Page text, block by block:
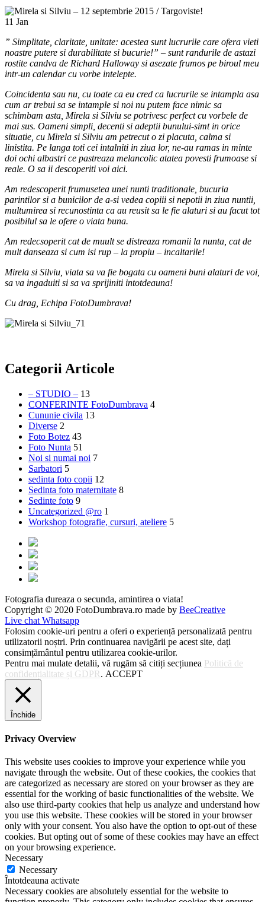
11 Jan
” Simplitate, claritate, unitate: acestea sunt lucrurile care ofera vieti
noastre putere si durabilitate si bucurie!” – sunt randurile de astazi
rostite candva de Richard Halloway si asezate frumos pe biroul meu
intr-un calendar cu vorbe intelepte.
Coincidenta sau nu, cu toate ca eu cred ca lucrurile se intampla asa
cum ar trebui sa se intample si noi nu putem face nimic sa
schimbam asta, Mirela si Silviu se potrivesc perfect cu vorbele de
mai sus. Oameni simpli, decenti si adeptii bunului-simt in orice
situatie, cu Mirela si Silviu am petrecut o zi placuta, calma si
linistita. Pe langa toti cei intalniti in ziua lor, ne-au ramas in minte
doi ochi albastri ce pastreaza melancolic atatea povesti frumoase si
reale. O sa ii descoperiti voi aici.
Am redescoperit frumusetea unei nunti traditionale, bucuria
parintilor si a bunicilor de a-si vedea copiii si nepotii in ziua nuntii,
multumirea si recunostinta ca au reusit sa le fie alaturi si au facut tot
posibilul sa le ofere o viata buna.
Am redecsoperit cat de muult se distreaza romanii la nunta, cat de
mult danseaza si cum isi rup – la propiu – incaltarile!
Mirela si Silviu, viata sa va fie bogata cu oameni buni alaturi de voi,
sa va ingaduiti si sa va sprijiniti intotdeauna!
Cu drag, Echipa FotoDumbrava!
Categorii Articole
– STUDIO – 13
CONFERINTE FotoDumbrava 4
Cununie civila 13
Diverse 2
Foto Botez 43
Foto Nunta 51
Noi si numai noi 7
Sarbatori 5
sedinta foto copii 12
Sedinta foto maternitate 8
Sedinte foto 9
Uncategorized @ro 1
Workshop fotografie, cursuri, ateliere 5
Fotografia dureaza o secunda, amintirea o viata!
Copyright © 2020 FotoDumbrava.ro made by BeeCreative
Live chat Whatsapp
Folosim cookie-uri pentru a oferi o experiență personalizată pentru
utilizatorii noștri. Prin continuarea navigării pe acest site, dați
consimțământul pentru utilizarea cookie-urilor.
Pentru mai mulate detalii, vă rugăm să citiți secțiunea Politică de
confidențialitate și GDPR. ACCEPT
Închide
Privacy Overview
This website uses cookies to improve your experience while you
navigate through the website. Out of these cookies, the cookies that
are categorized as necessary are stored on your browser as they are
essential for the working of basic functionalities of the website. We
also use third-party cookies that help us analyze and understand how
you use this website. These cookies will be stored in your browser
only with your consent. You also have the option to opt-out of these
cookies. But opting out of some of these cookies may have an effect
on your browsing experience.
Necessary
Necessary
Întotdeauna activate
Necessary cookies are absolutely essential for the website to